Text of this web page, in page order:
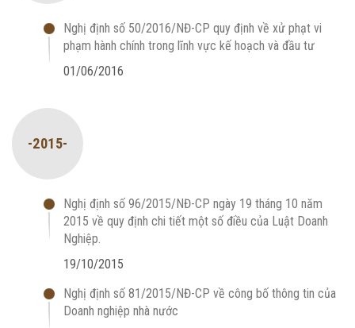
Nghị định số 50/2016/NĐ-CP quy định về xử phạt vi
phạm hành chính trong lĩnh vực kế hoạch và đầu tư
01/06/2016
-2015-
Nghị định số 96/2015/NĐ-CP ngày 19 tháng 10 năm
2015 về quy định chi tiết một số điều của Luật Doanh
Nghiệp.
19/10/2015
Nghị định số 81/2015/NĐ-CP về công bố thông tin của
Doanh nghiệp nhà nước